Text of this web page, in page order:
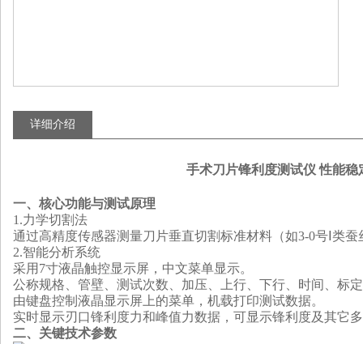
详细介绍
手术刀片锋利度测试仪 性能稳
‌一、核心功能与测试原理‌
1.‌力学切割法‌
通过高精度传感器测量刀片垂直切割标准材料（如3-0号Ⅰ类
2.‌智能分析系统‌
采用7寸液晶触控显示屏，中文菜单显示。
公称规格、管壁、测试次数、加压、上行、下行、时间、标
由键盘控制液晶显示屏上的菜单，机载打印测试数据。
实时显示刃口锋利度力和峰值力数据，可显示锋利度及其它
‌二、关键技术参数‌